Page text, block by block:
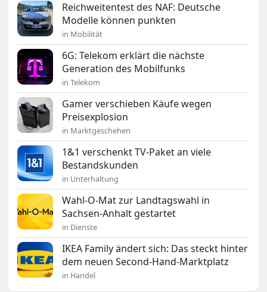
Reichweitentest des NAF: Deutsche
Modelle können punkten
in Mobilität
6G: Telekom erklärt die nächste
Generation des Mobilfunks
in Telekom
Gamer verschieben Käufe wegen
Preisexplosion
in Marktgeschehen
1&1 verschenkt TV-Paket an viele
Bestandskunden
in Unterhaltung
Wahl-O-Mat zur Landtagswahl in
Sachsen-Anhalt gestartet
in Dienste
IKEA Family ändert sich: Das steckt hinter
dem neuen Second-Hand-Marktplatz
in Handel